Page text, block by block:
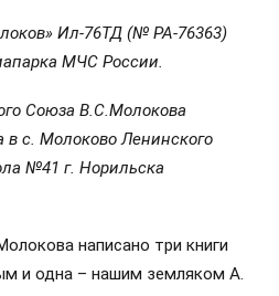
Ил-76ТД (№ РА-76363)
МЧС России.
Союза В.С.Молокова
с. Молоково Ленинского
№41 г. Норильска
написано три книги
и одна – нашим земляком А.